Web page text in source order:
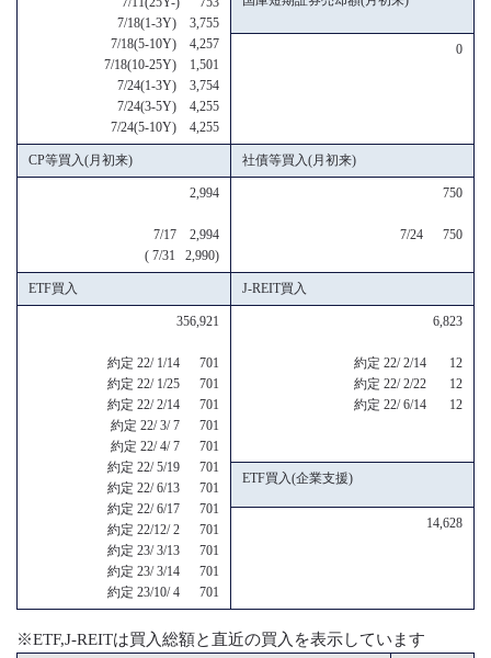
7/18(1-3Y) 3,755
7/18(5-10Y) 4,257
7/18(10-25Y) 1,501
7/24(1-3Y) 3,754
7/24(3-5Y) 4,255
7/24(5-10Y) 4,255
0
CP等買入(月初来) 社債等買入(月初来)
2,994
7/17 2,994
( 7/31 2,990)
750
7/24 750
ETF買入 J-REIT買入
356,921
約定 22/ 1/14 701
約定 22/ 1/25 701
約定 22/ 2/14 701
約定 22/ 3/ 7 701
約定 22/ 4/ 7 701
約定 22/ 5/19 701
約定 22/ 6/13 701
約定 22/ 6/17 701
約定 22/12/ 2 701
約定 23/ 3/13 701
約定 23/ 3/14 701
約定 23/10/ 4 701
6,823
約定 22/ 2/14 12
約定 22/ 2/22 12
約定 22/ 6/14 12
ETF買入(企業支援)
14,628
※ETF,J-REITは買入総額と直近の買入を表示しています